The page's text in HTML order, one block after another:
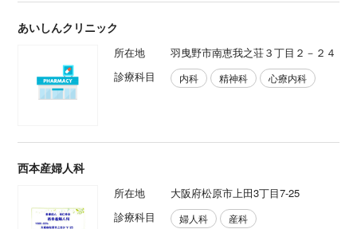
あいしんクリニック
所在地
羽曳野市南恵我之荘３丁目２－２４
診療科目
内科 精神科 心療内科
西本産婦人科
所在地
大阪府松原市上田3丁目7-25
診療科目
婦人科 産科